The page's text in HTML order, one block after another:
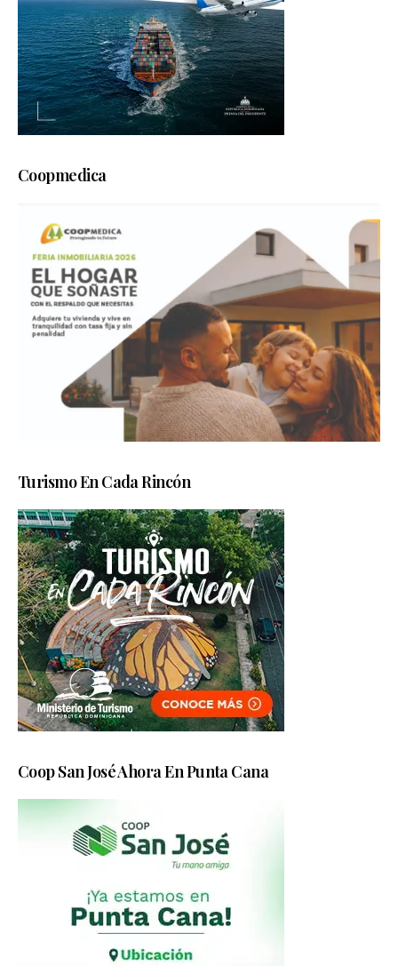
Coopmedica
Turismo En Cada Rincón
Coop San José Ahora En Punta Cana